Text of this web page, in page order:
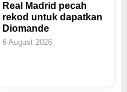
Real Madrid pecah
rekod untuk dapatkan
Diomande
6 August 2026